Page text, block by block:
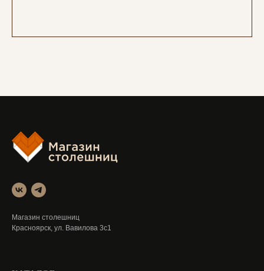
Магазин столешниц
Красноярск, ул. Вавилова 3с1